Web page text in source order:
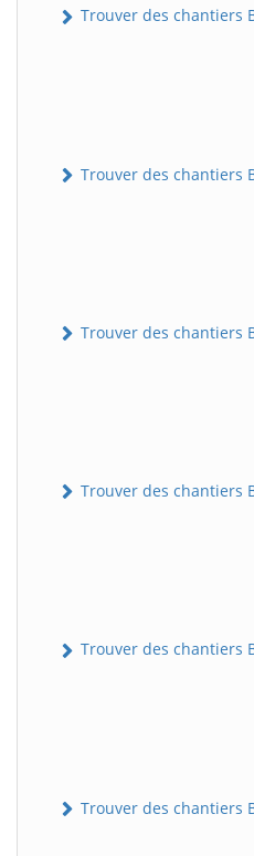
Trouver des chantiers
Trouver des chantiers
Trouver des chantiers
Trouver des chantiers
Trouver des chantiers
Trouver des chantiers